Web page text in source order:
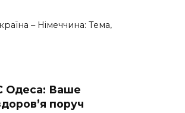
– Німеччина: Тема,
Одеса: Ваше
поруч